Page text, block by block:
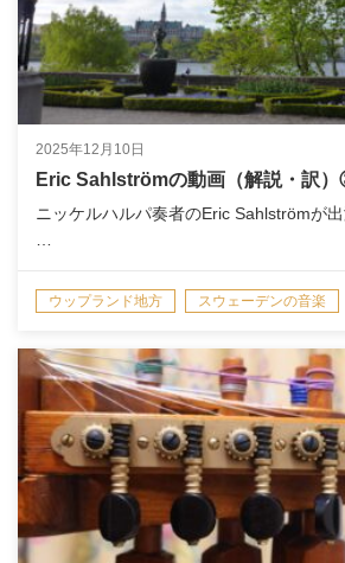
2025年12月10日
Eric Sahlströmの動画（解説・訳
ニッケルハルパ奏者のEric Sahlströmが出
ウップランド地方 スウェーデンの音楽